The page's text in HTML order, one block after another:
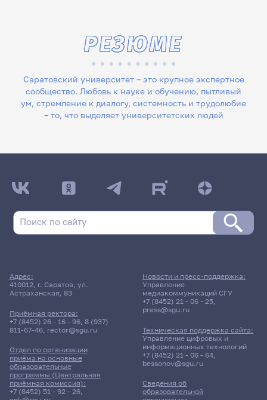
Саратовский университет – это крупное экспертное
сообщество. Любовь к науке и обучению, пытливый
ум, стремление к диалогу, системность и трудолюбие
– то, что выделяет университетских людей
РЕЗЮМЕ
Адрес:
410012, г. Саратов, ул.
Астраханская, 83
Приёмная ректора:
+7 (8452) 26 - 16 - 96, 8 (937)
811-67-46, rector@sgu.ru
Отдел по организации
приёма на основные
образовательные
программы (Центральная
приёмная комиссия):
+7 (8452) 51 - 92 - 26,
Сведения об
образовательной
Новости и пресс-поддержка:
Управление
медиакоммуникаций СГУ
+7 (8452) 21 - 06 - 25,
press@sgu.ru
Техническая поддержка сайта:
Управление цифровых и
информационных технологий
+7 (8452) 21 - 06 - 64,
bessonov@sgu.ru